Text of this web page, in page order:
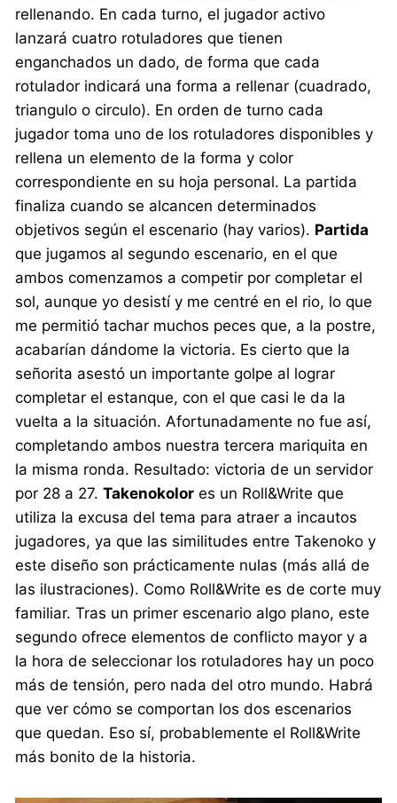
rellenando. En cada turno, el jugador activo
lanzará cuatro rotuladores que tienen
enganchados un dado, de forma que cada
rotulador indicará una forma a rellenar (cuadrado,
triangulo o circulo). En orden de turno cada
jugador toma uno de los rotuladores disponibles y
rellena un elemento de la forma y color
correspondiente en su hoja personal. La partida
finaliza cuando se alcancen determinados
objetivos según el escenario (hay varios). Partida
que jugamos al segundo escenario, en el que
ambos comenzamos a competir por completar el
sol, aunque yo desistí y me centré en el rio, lo que
me permitió tachar muchos peces que, a la postre,
acabarían dándome la victoria. Es cierto que la
señorita asestó un importante golpe al lograr
completar el estanque, con el que casi le da la
vuelta a la situación. Afortunadamente no fue así,
completando ambos nuestra tercera mariquita en
la misma ronda. Resultado: victoria de un servidor
por 28 a 27.Takenokolor es un Roll&Write que
utiliza la excusa del tema para atraer a incautos
jugadores, ya que las similitudes entre Takenoko y
este diseño son prácticamente nulas (más allá de
las ilustraciones). Como Roll&Write es de corte muy
familiar. Tras un primer escenario algo plano, este
segundo ofrece elementos de conflicto mayor y a
la hora de seleccionar los rotuladores hay un poco
más de tensión, pero nada del otro mundo. Habrá
que ver cómo se comportan los dos escenarios
que quedan. Eso sí, probablemente el Roll&Write
más bonito de la historia.